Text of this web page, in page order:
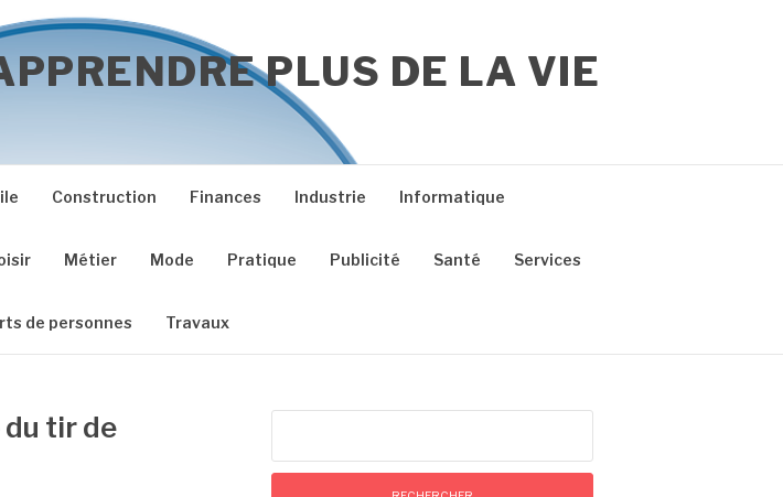
PLUS DE LA VIE
Construction Finances Industrie Informatique
Métier Mode Pratique Publicité Santé Services
de personnes Travaux
tir de